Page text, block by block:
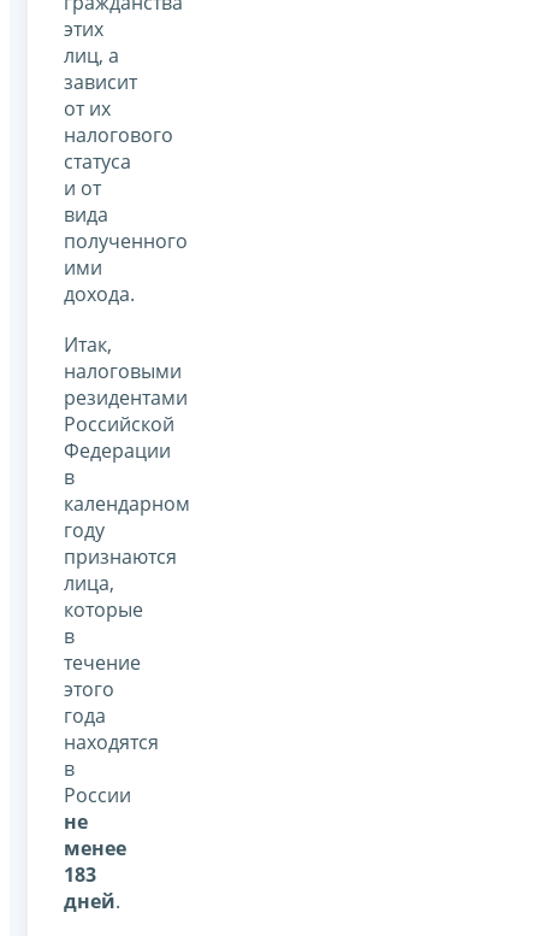
этих
лиц, а
зависит
от их
налогового
статуса
и от
вида
полученного
ими
дохода.
Итак,
налоговыми
резидентами
Российской
Федерации
в
календарном
году
признаются
лица,
которые
в
течение
этого
года
находятся
в
России
не
менее
183
дней.